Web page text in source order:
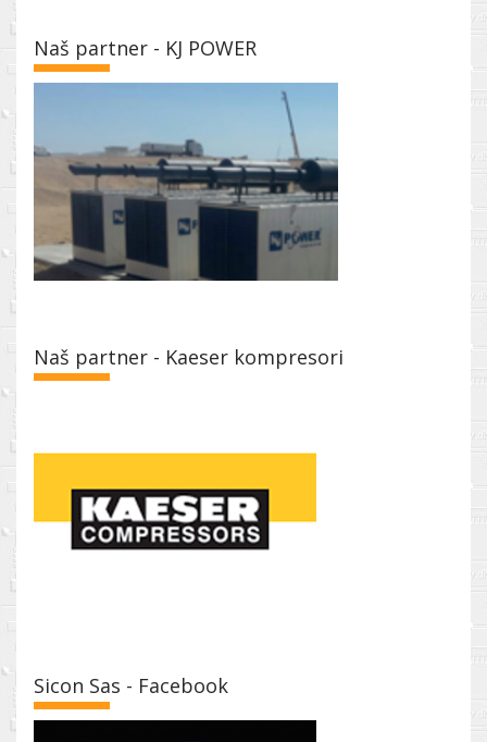
Naš partner - KJ POWER
Naš partner - Kaeser kompresori
Sicon Sas - Facebook